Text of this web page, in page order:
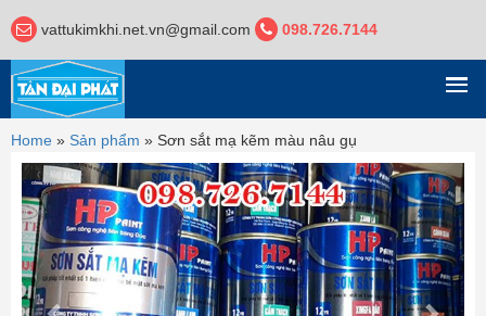
vattukimkhi.net.vn@gmail.com 098.726.7144
DANH MỤC
Home » Sản phẩm » Sơn sắt mạ kẽm màu nâu gụ
Previous Next